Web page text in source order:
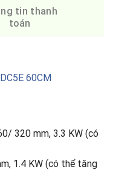
tin thanh
toán
60CM
320 mm, 3.3 KW (có
1.4 KW (có thể tăng